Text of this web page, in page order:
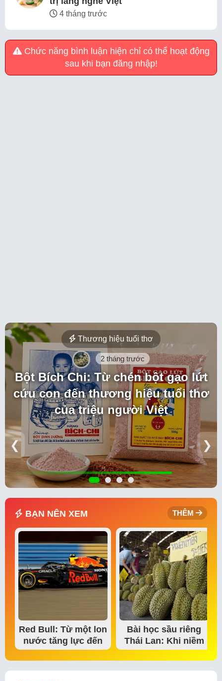
4 tháng trước
Chức năng bình luận hiện chỉ có thể hoạt động
sau khi bạn đăng nhập!
Thương hiệu tuổi thơ
2 tháng trước
Bột Bích Chi: Từ chén bột gạo lứt
cứu con đến thương hiệu tuổi thơ
của triệu người Việt
❮ ❯
BẠN NÊN XEM THÊM
Red Bull: Từ một lon
nước tăng lực đến
đế chế thể…
Bài học sầu riêng
Thái Lan: Khi niềm
tin thị trường bắt…